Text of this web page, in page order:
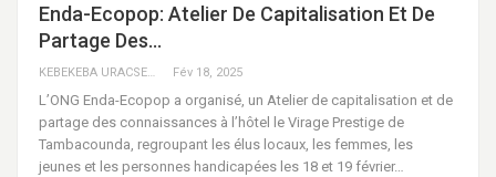
Enda-Ecopop: Atelier De Capitalisation Et De
Partage Des…
KEBEKEBA URACSENEGAL / RADIO GADECBEETAWE FM Fév 18, 2025
L’ONG Enda-Ecopop a organisé, un Atelier de capitalisation et de
partage des connaissances à l’hôtel le Virage Prestige de
Tambacounda, regroupant les élus locaux, les femmes, les
jeunes et les personnes handicapées les 18 et 19 février…